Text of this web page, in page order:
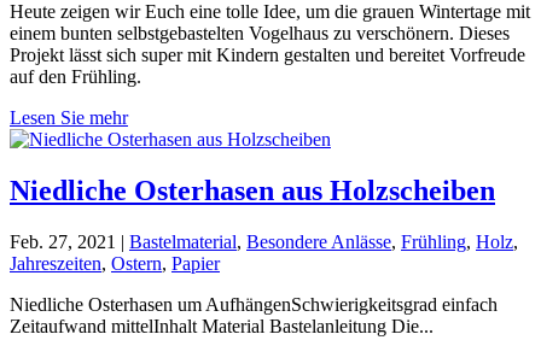
Heute zeigen wir Euch eine tolle Idee, um die grauen Wintertage mit
einem bunten selbstgebastelten Vogelhaus zu verschönern. Dieses
Projekt lässt sich super mit Kindern gestalten und bereitet Vorfreude
auf den Frühling.
Lesen Sie mehr
Niedliche Osterhasen aus Holzscheiben
Feb. 27, 2021 | Bastelmaterial, Besondere Anlässe, Frühling, Holz,
Jahreszeiten, Ostern, Papier
Niedliche Osterhasen um AufhängenSchwierigkeitsgrad einfach
Zeitaufwand mittelInhalt Material Bastelanleitung Die...